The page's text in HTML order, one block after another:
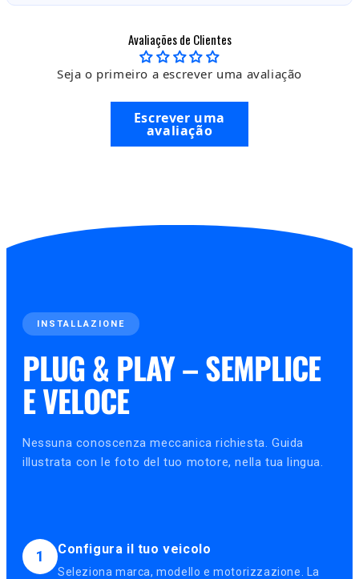
Avaliações de Clientes
Seja o primeiro a escrever uma avaliação
Escrever uma
avaliação
INSTALLAZIONE
PLUG & PLAY – SEMPLICE
E VELOCE
Nessuna conoscenza meccanica richiesta. Guida
illustrata con le foto del tuo motore, nella tua lingua.
1 Configura il tuo veicolo
Seleziona marca, modello e motorizzazione. La